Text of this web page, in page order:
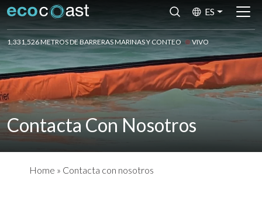
ES
1,331,526 METROS DE BARRERAS MARINAS Y CONTEO VIVO
Contacta Con Nosotros
Home » Contacta con nosotros